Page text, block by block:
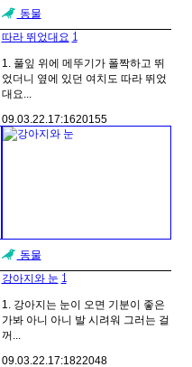
동물
따라 뛰었대요 1
1. 풀잎 위에 메뚜기가 폴짝하고 뛰
었더니 옆에 있던 여치도 따라 뛰었
대요...
09.03.22.17:1620155
동물
강아지와 눈 1
1. 강아지는 눈이 오면 기분이 좋은
가봐 아니 아니 발 시려워 그러는 걸
꺼...
09.03.22.17:1822048